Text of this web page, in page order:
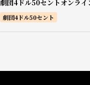
劇団4ドル50セントオンラ
劇団4ドル50セント